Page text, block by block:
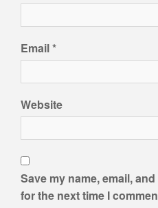
Email*
Website
Save my name, email,
for the next time I